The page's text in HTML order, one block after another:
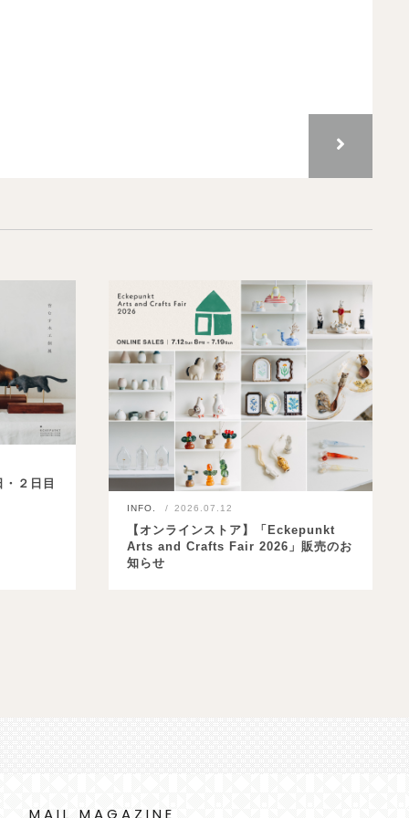
２日目
INFO. 2026.07.12
【オンラインストア】「Eckepunkt
Arts and Crafts Fair 2026」販売のお
知らせ
MAIL MAGAZINE